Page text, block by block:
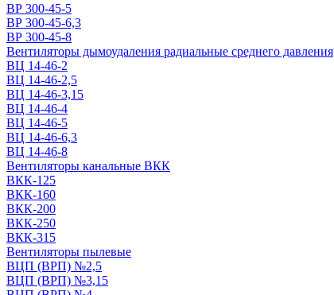
ВР 300-45-5
ВР 300-45-6,3
ВР 300-45-8
Вентиляторы дымоудаления радиальные среднего давления
ВЦ 14-46-2
ВЦ 14-46-2,5
ВЦ 14-46-3,15
ВЦ 14-46-4
ВЦ 14-46-5
ВЦ 14-46-6,3
ВЦ 14-46-8
Вентиляторы канальные ВКК
ВКК-125
ВКК-160
ВКК-200
ВКК-250
ВКК-315
Вентиляторы пылевые
ВЦП (ВРП) №2,5
ВЦП (ВРП) №3,15